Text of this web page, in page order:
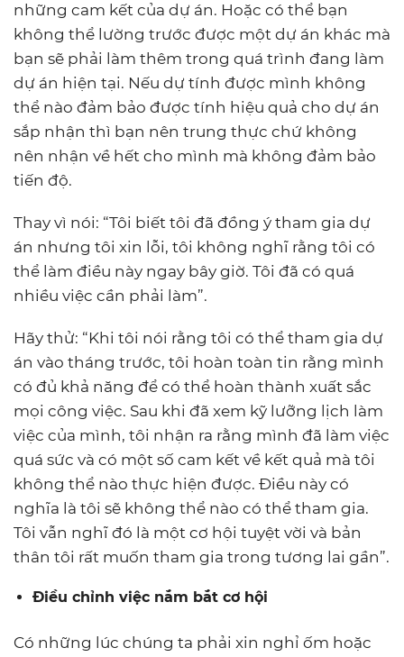
những cam kết của dự án. Hoặc có thể bạn
không thể lường trước được một dự án khác mà
bạn sẽ phải làm thêm trong quá trình đang làm
dự án hiện tại. Nếu dự tính được mình không
thể nào đảm bảo được tính hiệu quả cho dự án
sắp nhận thì bạn nên trung thực chứ không
nên nhận về hết cho mình mà không đảm bảo
tiến độ.
Thay vì nói: “Tôi biết tôi đã đồng ý tham gia dự
án nhưng tôi xin lỗi, tôi không nghĩ rằng tôi có
thể làm điều này ngay bây giờ. Tôi đã có quá
nhiều việc cần phải làm”.
Hãy thử: “Khi tôi nói rằng tôi có thể tham gia dự
án vào tháng trước, tôi hoàn toàn tin rằng mình
có đủ khả năng để có thể hoàn thành xuất sắc
mọi công việc. Sau khi đã xem kỹ lưỡng lịch làm
việc của mình, tôi nhận ra rằng mình đã làm việc
quá sức và có một số cam kết về kết quả mà tôi
không thể nào thực hiện được. Điều này có
nghĩa là tôi sẽ không thể nào có thể tham gia.
Tôi vẫn nghĩ đó là một cơ hội tuyệt vời và bản
thân tôi rất muốn tham gia trong tương lai gần”.
Điều chỉnh việc nắm bắt cơ hội
Có những lúc chúng ta phải xin nghỉ ốm hoặc